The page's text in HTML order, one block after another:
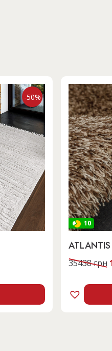
-50%
10
ATLANTIS
35438грн